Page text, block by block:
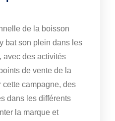
de la boisson
bat son plein dans les
avec des activités
de vente de la
campagne, des
dans les différents
la marque et